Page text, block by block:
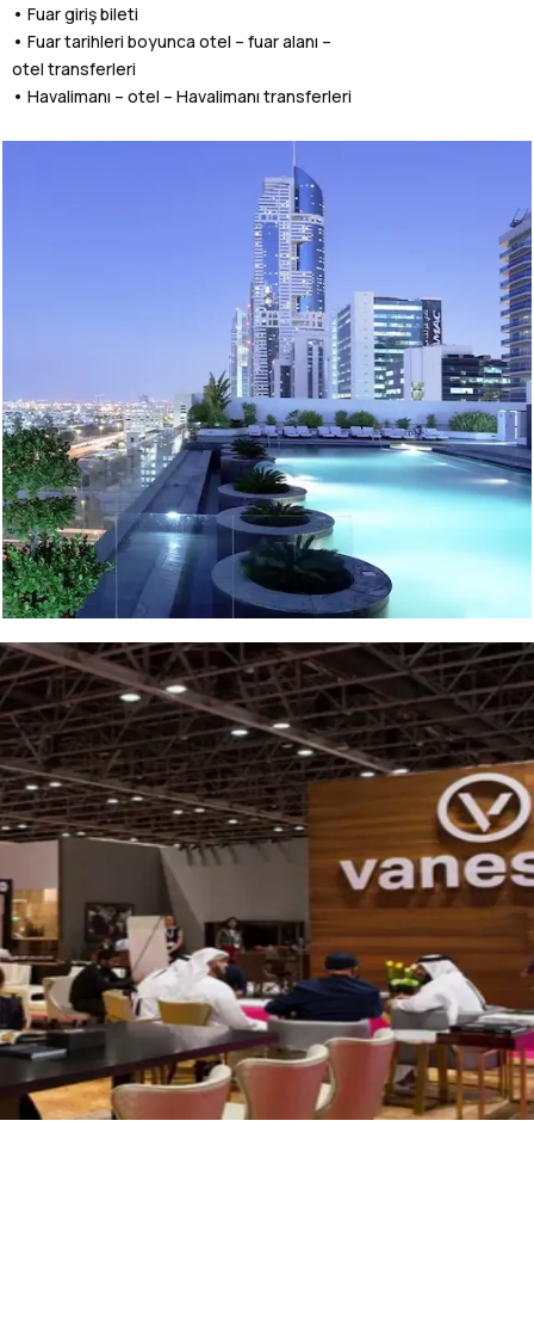
• Fuar giriş bileti
• Fuar tarihleri boyunca otel – fuar alanı –
otel transferleri
• Havalimanı – otel – Havalimanı transferleri